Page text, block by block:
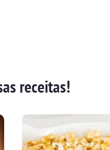
receitas!